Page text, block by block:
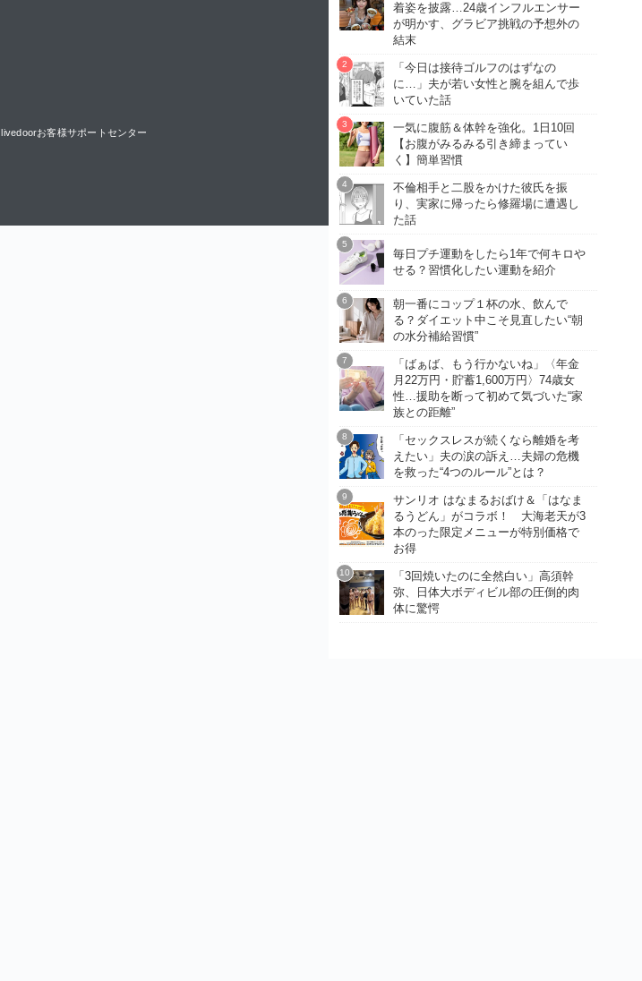
着姿を披露…24歳インフルエンサー
が明かす、グラビア挑戦の予想外の
結末
「今日は接待ゴルフのはずなの
に…」夫が若い女性と腕を組んで歩
いていた話
一気に腹筋＆体幹を強化。1日10回
【お腹がみるみる引き締まってい
く】簡単習慣
不倫相手と二股をかけた彼氏を振
り、実家に帰ったら修羅場に遭遇し
た話
毎日プチ運動をしたら1年で何キロや
せる？習慣化したい運動を紹介
朝一番にコップ１杯の水、飲んで
る？ダイエット中こそ見直したい“朝
の水分補給習慣”
「ばぁば、もう行かないね」〈年金
月22万円・貯蓄1,600万円〉74歳女
性…援助を断って初めて気づいた“家
族との距離”
「セックスレスが続くなら離婚を考
えたい」夫の涙の訴え…夫婦の危機
を救った“4つのルール”とは？
サンリオ はなまるおばけ＆「はなま
るうどん」がコラボ！ 大海老天が3
本のった限定メニューが特別価格で
お得
「3回焼いたのに全然白い」高須幹
弥、日体大ボディビル部の圧倒的肉
体に驚愕
livedoorお客様サポートセンター